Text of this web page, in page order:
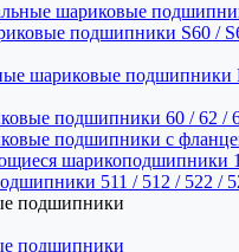
шариковые
подшипники S60 /
шариковые подшипники
подшипники 60 / 62 /
подшипники с
шарикоподшипники
511 / 512 / 522 /
подшипники
подшипники